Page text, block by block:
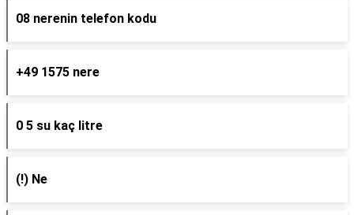
08 nerenin telefon kodu
+49 1575 nere
0 5 su kaç litre
(!) Ne